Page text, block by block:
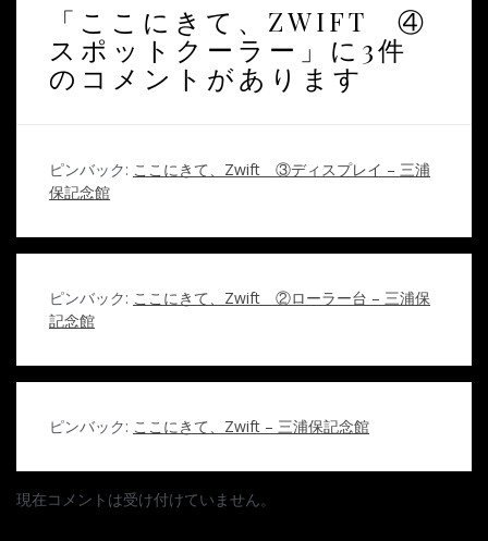
「 ここにきて、ZWIFT ④
スポットクーラー 」に3件
のコメントがあります
ピンバック: ここにきて、Zwift ③ディスプレイ – 三浦
保記念館
ピンバック: ここにきて、Zwift ②ローラー台 – 三浦保
記念館
ピンバック: ここにきて、Zwift – 三浦保記念館
現在コメントは受け付けていません。